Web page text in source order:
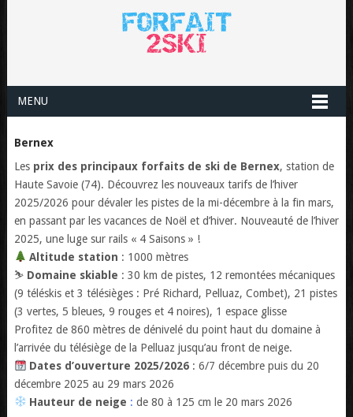
MENU
Bernex
Les prix des principaux forfaits de ski de Bernex, station de
Haute Savoie (74). Découvrez les nouveaux tarifs de l’hiver
2025/2026 pour dévaler les pistes de la mi-décembre à la fin mars,
en passant par les vacances de Noël et d’hiver. Nouveauté de l’hiver
2025, une luge sur rails « 4 Saisons » !
Altitude station : 1000 mètres
⛷️ Domaine skiable : 30 km de pistes, 12 remontées mécaniques
(9 téléskis et 3 télésièges : Pré Richard, Pelluaz, Combet), 21 pistes
(3 vertes, 5 bleues, 9 rouges et 4 noires), 1 espace glisse
Profitez de 860 mètres de dénivelé du point haut du domaine à
l’arrivée du télésiège de la Pelluaz jusqu’au front de neige.
Dates d’ouverture 2025/2026 : 6/7 décembre puis du 20
décembre 2025 au 29 mars 2026
Hauteur de neige : de 80 à 125 cm le 20 mars 2026